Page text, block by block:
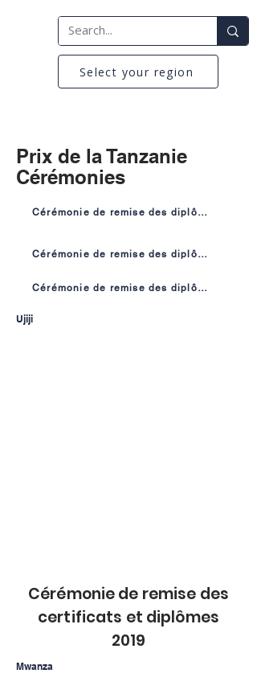
Select your region
Prix de la Tanzanie
Cérémonies
Cérémonie de remise des diplômes Ujiji
Cérémonie de remise des diplômes de Mwanza
Cérémonie de remise des diplômes de Kasulu
Ujiji
Cérémonie de remise des
certificats et diplômes
2019
Mwanza